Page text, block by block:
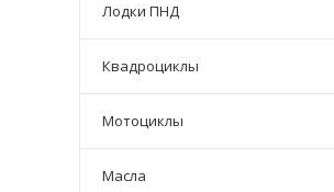
Лодки ПНД
Квадроциклы
Мотоциклы
Масла